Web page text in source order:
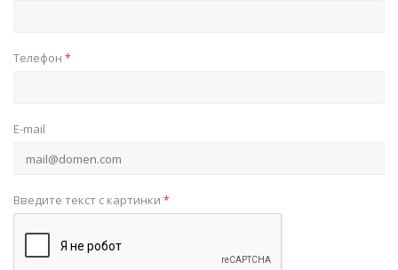
Телефон *
E-mail
Введите текст с картинки *